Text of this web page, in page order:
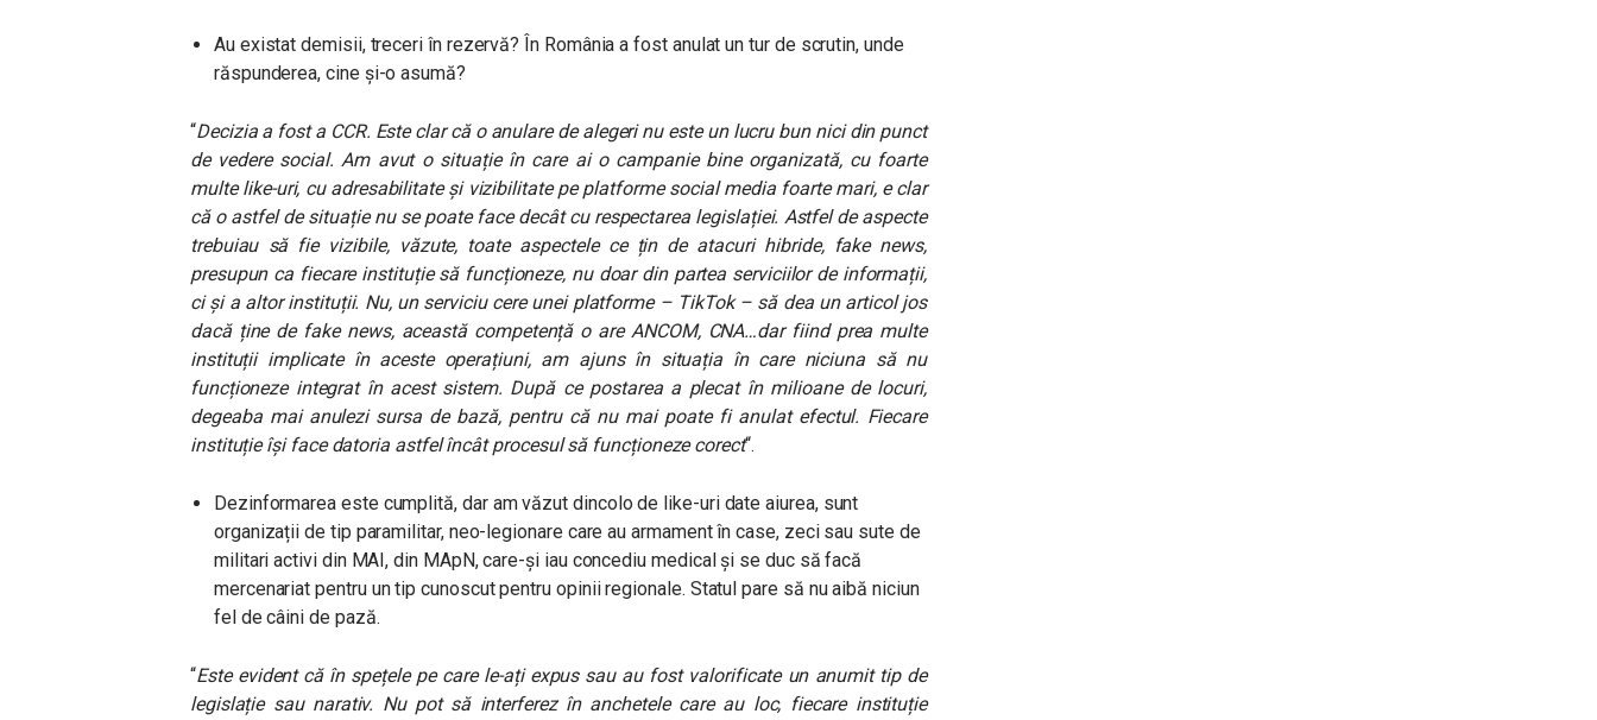
Au existat demisii, treceri în rezervă? În România a fost anulat un tur de scrutin, unde
răspunderea, cine și-o asumă?
“Decizia a fost a CCR. Este clar că o anulare de alegeri nu este un lucru bun nici din punct
de vedere social. Am avut o situație în care ai o campanie bine organizată, cu foarte
multe like-uri, cu adresabilitate și vizibilitate pe platforme social media foarte mari, e clar
că o astfel de situație nu se poate face decât cu respectarea legislației. Astfel de aspecte
trebuiau să fie vizibile, văzute, toate aspectele ce țin de atacuri hibride, fake news,
presupun ca fiecare instituție să funcționeze, nu doar din partea serviciilor de informații,
ci și a altor instituții. Nu, un serviciu cere unei platforme – TikTok – să dea un articol jos
dacă ține de fake news, această competență o are ANCOM, CNA…dar fiind prea multe
instituții implicate în aceste operațiuni, am ajuns în situația în care niciuna să nu
funcționeze integrat în acest sistem. După ce postarea a plecat în milioane de locuri,
degeaba mai anulezi sursa de bază, pentru că nu mai poate fi anulat efectul. Fiecare
instituție își face datoria astfel încât procesul să funcționeze corect“.
Dezinformarea este cumplită, dar am văzut dincolo de like-uri date aiurea, sunt
organizații de tip paramilitar, neo-legionare care au armament în case, zeci sau sute de
militari activi din MAI, din MApN, care-și iau concediu medical și se duc să facă
mercenariat pentru un tip cunoscut pentru opinii regionale. Statul pare să nu aibă niciun
fel de câini de pază.
“Este evident că în spețele pe care le-ați expus sau au fost valorificate un anumit tip de
legislație sau narativ. Nu pot să interferez în anchetele care au loc, fiecare instituție